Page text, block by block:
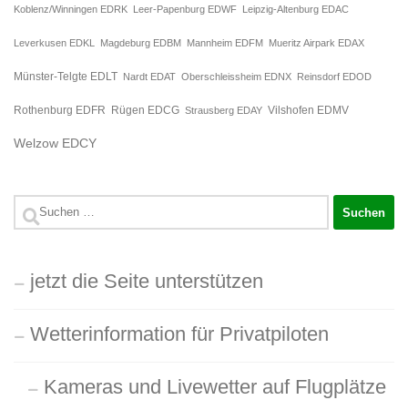
Koblenz/Winningen EDRK Leer-Papenburg EDWF Leipzig-Altenburg EDAC
Leverkusen EDKL Magdeburg EDBM Mannheim EDFM Mueritz Airpark EDAX
Münster-Telgte EDLT Nardt EDAT Oberschleissheim EDNX Reinsdorf EDOD
Rothenburg EDFR Rügen EDCG Strausberg EDAY Vilshofen EDMV
Welzow EDCY
Suchen
jetzt die Seite unterstützen
Wetterinformation für Privatpiloten
Kameras und Livewetter auf Flugplätze